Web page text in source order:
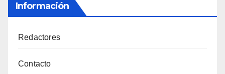
Información
Redactores
Contacto